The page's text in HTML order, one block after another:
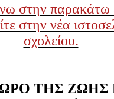
στην παρακάτω
στην νέα
σχολείου.
ΤΗΣ ΖΩΗΣ